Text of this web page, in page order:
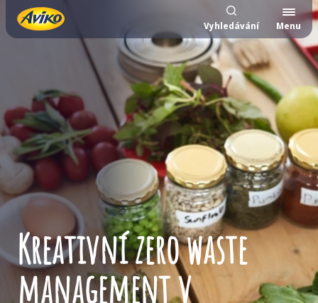
Vyhledávání Menu
Kreativní zero waste
management v